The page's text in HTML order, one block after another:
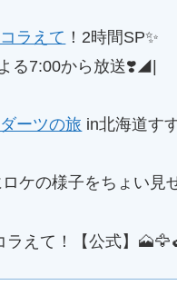
ラえて ！2時間SP✨
る7:00から放送❣️◢|
ーツの旅 in北海道す
ケの様子をちょい見
えて！【公式】